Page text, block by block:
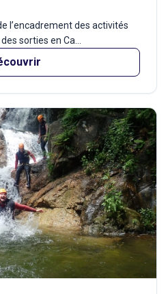
l’encadrement des activités
sorties en Ca...